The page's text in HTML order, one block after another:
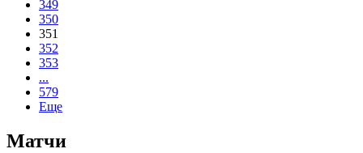
349
350
351
352
353
...
579
Еще
Матчи